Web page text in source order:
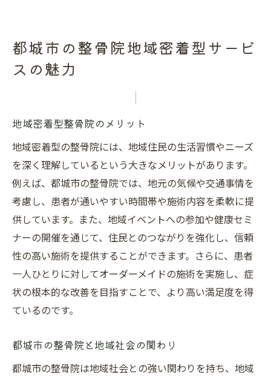
都城市の整骨院地域密着型サービ
スの魅力
地域密着型整骨院のメリット
地域密着型の整骨院には、地域住民の生活習慣やニーズ
を深く理解しているという大きなメリットがあります。
例えば、都城市の整骨院では、地元の気候や交通事情を
考慮し、患者が通いやすい時間帯や施術内容を柔軟に提
供しています。また、地域イベントへの参加や健康セミ
ナーの開催を通じて、住民とのつながりを強化し、信頼
性の高い施術を提供することができます。さらに、患者
一人ひとりに対してオーダーメイドの施術を実施し、症
状の根本的な改善を目指すことで、より高い満足度を得
ているのです。
都城市の整骨院と地域社会の関わり
都城市の整骨院は地域社会との強い関わりを持ち、地域